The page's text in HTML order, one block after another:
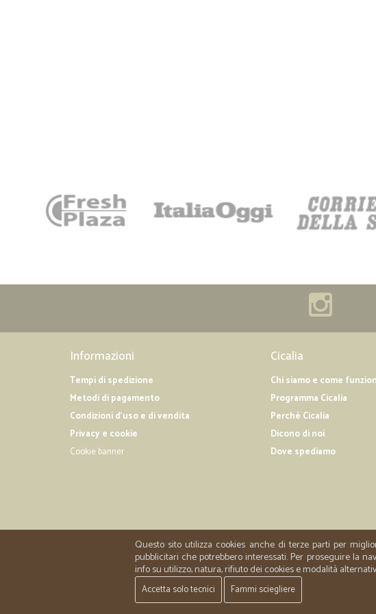
Informazioni
Tempi di spedizione
Metodi di pagamento
Condizioni d'uso e di vendita
Privacy e cookie
Cookie banner
Cicalia
Chi siamo e come
Programma Cicalia
Perché Cicalia
Dicono di noi
Dove spediamo
Questo sito utilizza cookies anche di terze parti per
pubblicitari che potrebbero interessati. Per proseguire la
info su utilizzo, natura, rifiuto dei cookies e modalità
Accetta solo tecnici Fammi sciegliere